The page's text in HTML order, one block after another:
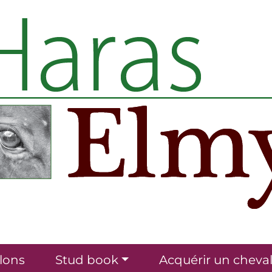
Stud book Acquérir un